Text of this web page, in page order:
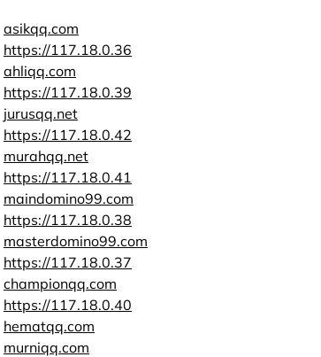
asikqq.com
https://117.18.0.36
ahliqq.com
https://117.18.0.39
jurusqq.net
https://117.18.0.42
murahqq.net
https://117.18.0.41
maindomino99.com
https://117.18.0.38
masterdomino99.com
https://117.18.0.37
championqq.com
https://117.18.0.40
hematqq.com
murniqq.com